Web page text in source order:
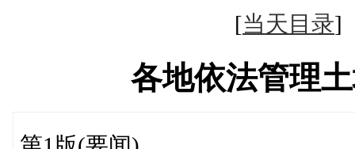
[当天目录
各地依法管理